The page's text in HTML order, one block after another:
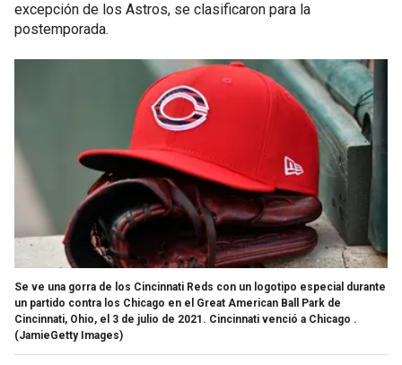
excepción de los Astros, se clasificaron para la
postemporada.
Se ve una gorra de los Cincinnati Reds con un logotipo especial durante
un partido contra los Chicago en el Great American Ball Park de
Cincinnati, Ohio, el 3 de julio de 2021. Cincinnati venció a Chicago .
(JamieGetty Images)